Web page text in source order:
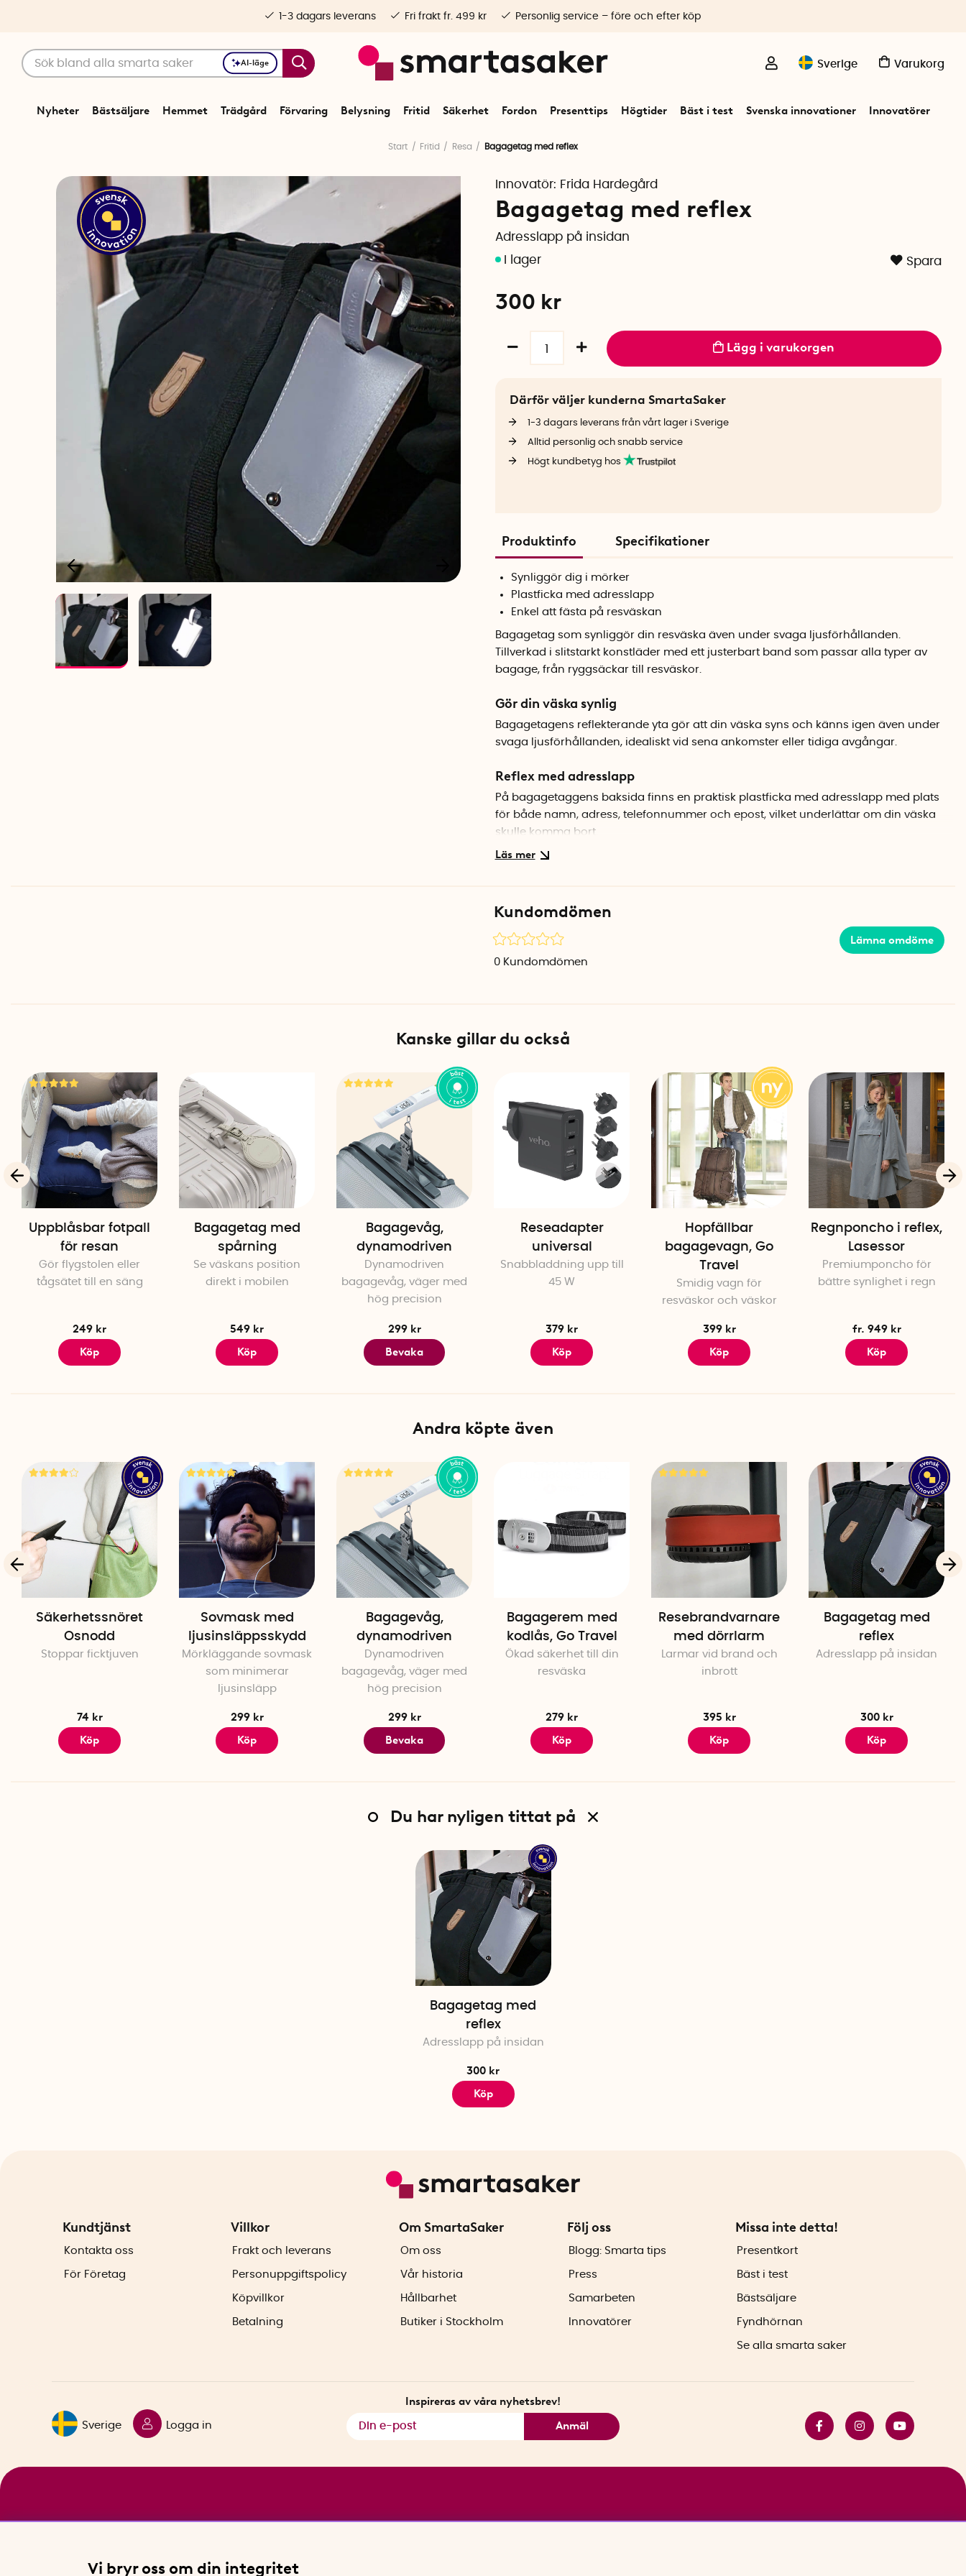
AI-läge Sverige Varukorg
Nyheter Bästsäljare Hemmet Trädgård Förvaring Belysning Fritid Säkerhet Fordon Presenttips Högtider Bäst i test Svenska innovationer Innovatörer
1-3 dagars leverans Fri frakt fr. 499 kr Personlig service – före och efter köp
Start Fritid Resa Bagagetag med reflex
Innovatör: Frida Hardegård
Bagagetag med reflex
Adresslapp på insidan
Spara
300 kr
Lägg i varukorgen
Därför väljer kunderna SmartaSaker
1-3 dagars leverans från vårt lager i Sverige
Alltid personlig och snabb service
Högt kundbetyg hos
Produktinfo Specifikationer
Synliggör dig i mörker
Plastficka med adresslapp
Enkel att fästa på resväskan
Bagagetag som synliggör din resväska även under svaga ljusförhållanden.
Tillverkad i slitstarkt konstläder med ett justerbart band som passar alla typer av
bagage, från ryggsäckar till resväskor.
Gör din väska synlig
Bagagetagens reflekterande yta gör att din väska syns och känns igen även under
svaga ljusförhållanden, idealiskt vid sena ankomster eller tidiga avgångar.
Reflex med adresslapp
På bagagetaggens baksida finns en praktisk plastficka med adresslapp med plats
för både namn, adress, telefonnummer och epost, vilket underlättar om din väska
skulle komma bort.
Specifikationer
Längd: 11 cm (22 cm utfälld)
Längd, ögla: 6,6 cm
Tjocklek: Ca 0,5 cm
Kundomdömen
Lämna omdöme
0 Kundomdömen
Kanske gillar du också
Uppblåsbar fotpall
för resan
Gör flygstolen eller
tågsätet till en säng
249 kr
Köp
Bagagetag med
spårning
Se väskans position
direkt i mobilen
549 kr
Köp
Bagagevåg,
dynamodriven
Dynamodriven
bagagevåg, väger med
hög precision
299 kr
Bevaka
Reseadapter
universal
Snabbladdning upp till
45 W
379 kr
Köp
Hopfällbar
bagagevagn, Go
Travel
Smidig vagn för
resväskor och väskor
399 kr
Köp
Regnponcho i reflex,
Lasessor
Premiumponcho för
bättre synlighet i regn
fr. 949 kr
Köp
Andra köpte även
Säkerhetssnöret
Osnodd
Stoppar ficktjuven
74 kr
Köp
Sovmask med
ljusinsläppsskydd
Mörkläggande sovmask
som minimerar
ljusinsläpp
299 kr
Köp
Bagagevåg,
dynamodriven
Dynamodriven
bagagevåg, väger med
hög precision
299 kr
Bevaka
Bagagerem med
kodlås, Go Travel
Ökad säkerhet till din
resväska
279 kr
Köp
Resebrandvarnare
med dörrlarm
Larmar vid brand och
inbrott
395 kr
Köp
Bagagetag med
reflex
Adresslapp på insidan
300 kr
Köp
Du har nyligen tittat på
Bagagetag med
reflex
Adresslapp på insidan
300 kr
Köp
Kundtjänst
Kontakta oss
För Företag
Villkor
Frakt och leverans
Personuppgiftspolicy
Köpvillkor
Betalning
Om SmartaSaker
Om oss
Vår historia
Hållbarhet
Butiker i Stockholm
Följ oss
Blogg: Smarta tips
Press
Samarbeten
Innovatörer
Missa inte detta!
Presentkort
Bäst i test
Bästsäljare
Fyndhörnan
Se alla smarta saker
Sverige Logga in
Inspireras av våra nyhetsbrev!
Anmäl
Vi bryr oss om din integritet